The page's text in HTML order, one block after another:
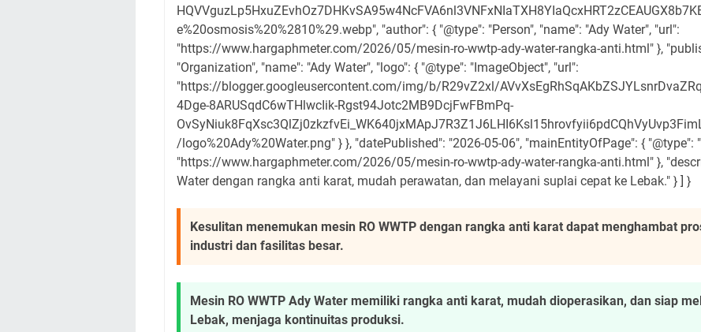
e%20osmosis%20%2810%29.webp", "author": { "@type": "Person", "name": "Ady Water", "url":
"https://www.hargaphmeter.com/2026/05/mesin-ro-wwtp-ady-water-rangka-anti.html" },
"Organization", "name": "Ady Water", "logo": { "@type": "ImageObject", "url":
"https://blogger.googleusercontent.com/img/b/R29vZ2xl/
4Dge-8ARUSqdC6wTHlwcIik-Rgst94Jotc2MB9DcjFwFBmPq-
/logo%20Ady%20Water.png" } }, "datePublished": "2026-05-06", "mainEntityOfPage": { "@type":
"https://www.hargaphmeter.com/2026/05/mesin-ro-wwtp-ady-water-rangka-anti.html" },
Water dengan rangka anti karat, mudah perawatan, dan melayani suplai cepat ke Lebak." } ] }
Kesulitan menemukan mesin RO WWTP dengan rangka anti karat dapat menghambat
industri dan fasilitas besar.
Mesin RO WWTP Ady Water memiliki rangka anti karat, mudah dioperasikan, dan siap
Lebak, menjaga kontinuitas produksi.